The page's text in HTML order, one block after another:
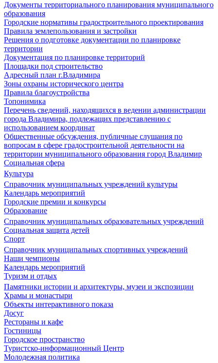
Документы территориального планирования муниципального
образования
Городские нормативы градостроительного проектирования
Правила землепользования и застройки
Решения о подготовке документации по планировке
территории
Документация по планировке территорий
Площадки под строительство
Адресный план г.Владимира
Зоны охраны исторического центра
Правила благоустройства
Топонимика
Перечень сведений, находящихся в ведении администрации
города Владимира, подлежащих представлению с
использованием координат
Общественные обсуждения, публичные слушания по
вопросам в сфере градостроительной деятельности на
территории муниципального образования город Владимир
Социальная сфера
Культура
Справочник муниципальных учреждений культуры
Календарь мероприятий
Городские премии и конкурсы
Образование
Справочник муниципальных образовательных учреждений
Социальная защита детей
Спорт
Справочник муниципальных спортивных учреждений
Наши чемпионы
Календарь мероприятий
Туризм и отдых
Памятники истории и архитектуры, музеи и экспозиции
Храмы и монастыри
Объекты интерактивного показа
Досуг
Рестораны и кафе
Гостиницы
Городское пространство
Туристско-информационный Центр
Молодежная политика